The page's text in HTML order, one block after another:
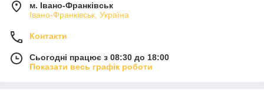
м. Івано-Франківськ
Івано-Франківськ, Україна
Контакти
Сьогодні працює з 08:30 до 18:00
Показати весь графік роботи